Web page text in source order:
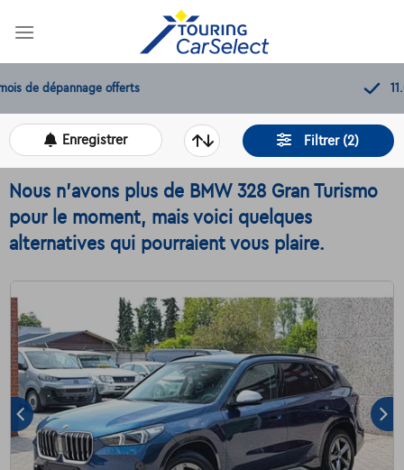
11.000+
Filtrer (2)
Enregistrer
Nous n'avons plus de BMW 328 Gran Turismo
pour le moment, mais voici quelques
alternatives qui pourraient vous plaire.